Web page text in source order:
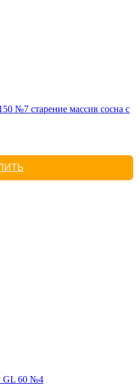
№7 старение массив сосна с
GL 60 №4